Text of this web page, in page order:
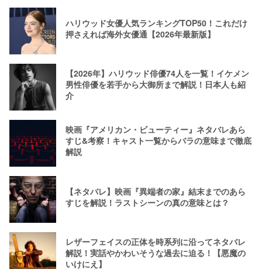
ハリウッド女優人気ランキングTOP50！これだけ
押さえれば海外女優通【2026年最新版】
【2026年】ハリウッド俳優74人を一覧！イケメン
男性俳優を若手から大御所まで解説！日本人も紹
介
映画『アメリカン・ビューティー』ネタバレあら
すじ&考察！キャスト一覧からバラの意味まで徹底
解説
【ネタバレ】映画『異端者の家』結末までのあら
すじを解説！ラストシーンの真の意味とは？
レザーフェイスの正体を時系列に沿ってネタバレ
解説！実話やかわいそうな過去に迫る！【悪魔の
いけにえ】